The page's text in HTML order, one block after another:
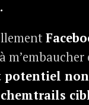
potentiel
chemtrails